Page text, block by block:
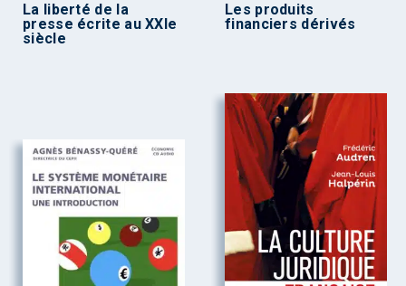
La liberté de la
presse écrite au XXIe
siècle
Les produits
financiers dérivés